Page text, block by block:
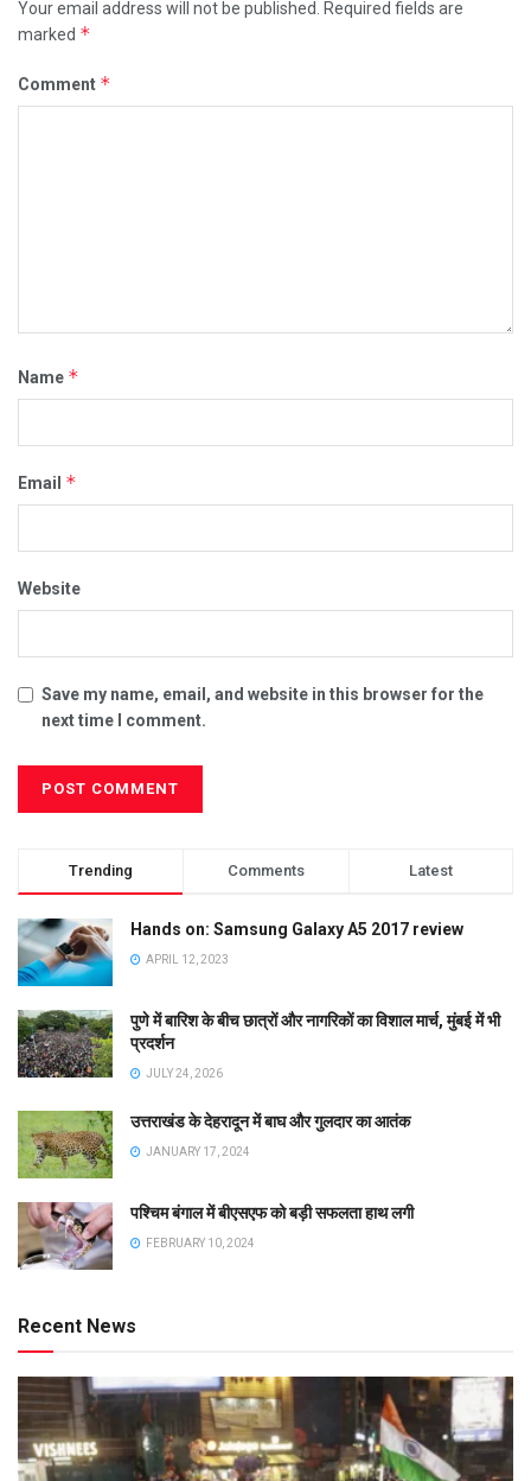
Your email address will not be published.
Required fields are
marked *
Comment *
Name *
Email *
Website
Save my name, email, and website in this browser for the
next time I comment.
Trending Comments Latest
Hands on: Samsung Galaxy A5 2017 review
APRIL 12, 2023
पुणे में बारिश के बीच छात्रों और नागरिकों का विशाल मार्च, मुंबई में भी
प्रदर्शन
JULY 24, 2026
उत्तराखंड के देहरादून में बाघ और गुलदार का आतंक
JANUARY 17, 2024
पश्चिम बंगाल में बीएसएफ को बड़ी सफलता हाथ लगी
FEBRUARY 10, 2024
Recent News